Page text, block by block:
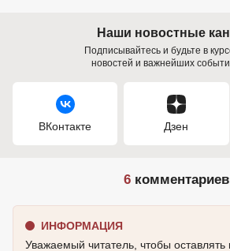
Наши новостные
Подписывайтесь и будьте в
новостей и важнейших
ВКонтакте Дзен
6 комментариев
ИНФОРМАЦИЯ
Уважаемый читатель, чтобы